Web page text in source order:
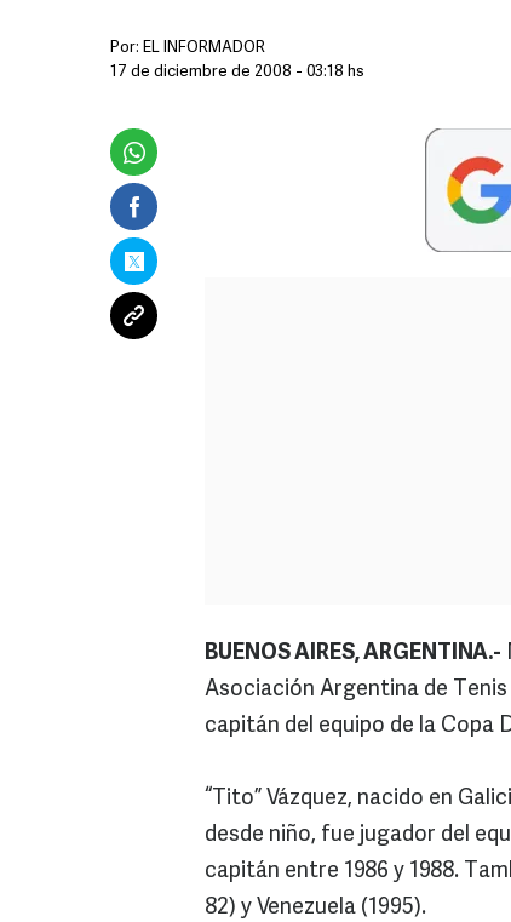
Por: EL INFORMADOR
17 de diciembre de 2008 - 03:18 hs
BUENOS AIRES, ARGENTINA.-
Asociación Argentina de
capitán del equipo de la Copa
“Tito” Vázquez, nacido en
desde niño, fue jugador del
capitán entre 1986 y 1988.
82) y Venezuela (1995).